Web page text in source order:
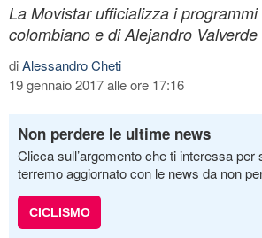
La Movistar ufficializza i
colombiano e di Alejandro Valverde
diAlessandro Cheti
19 gennaio 2017 alle ore 17:16
Non perdere le ultime news
Clicca sull’argomento che ti interessa per
terremo aggiornato con le news da non
CICLISMO